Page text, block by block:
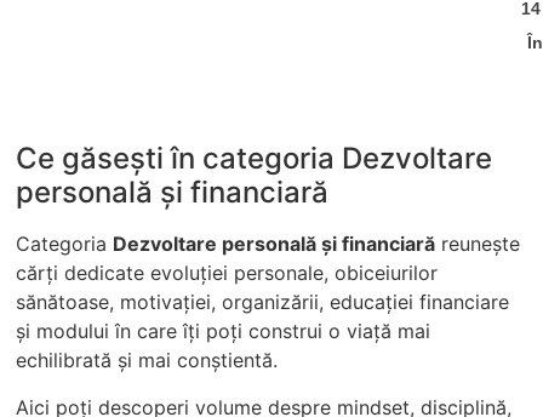
14
Ce găsești în categoria Dezvoltare
personală şi financiară
Categoria Dezvoltare personală şi financiară reunește
cărți dedicate evoluției personale, obiceiurilor
sănătoase, motivației, organizării, educației financiare
și modului în care îți poți construi o viață mai
echilibrată și mai conștientă.
Aici poți descoperi volume despre mindset, disciplină,